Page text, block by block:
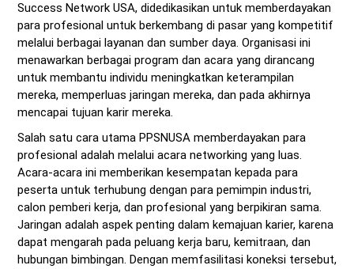
Success Network USA, didedikasikan untuk memberdayakan
para profesional untuk berkembang di pasar yang kompetitif
melalui berbagai layanan dan sumber daya. Organisasi ini
menawarkan berbagai program dan acara yang dirancang
untuk membantu individu meningkatkan keterampilan
mereka, memperluas jaringan mereka, dan pada akhirnya
mencapai tujuan karir mereka.
Salah satu cara utama PPSNUSA memberdayakan para
profesional adalah melalui acara networking yang luas.
Acara-acara ini memberikan kesempatan kepada para
peserta untuk terhubung dengan para pemimpin industri,
calon pemberi kerja, dan profesional yang berpikiran sama.
Jaringan adalah aspek penting dalam kemajuan karier, karena
dapat mengarah pada peluang kerja baru, kemitraan, dan
hubungan bimbingan. Dengan memfasilitasi koneksi tersebut,